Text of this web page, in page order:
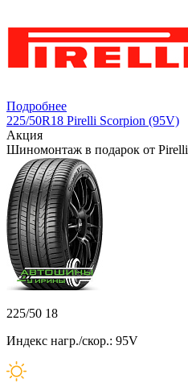
Подробнее
225/50R18 Pirelli Scorpion (95V)
Акция
Шиномонтаж в подарок от Pirelli
225/50 18
Индекс нагр./скор.: 95V